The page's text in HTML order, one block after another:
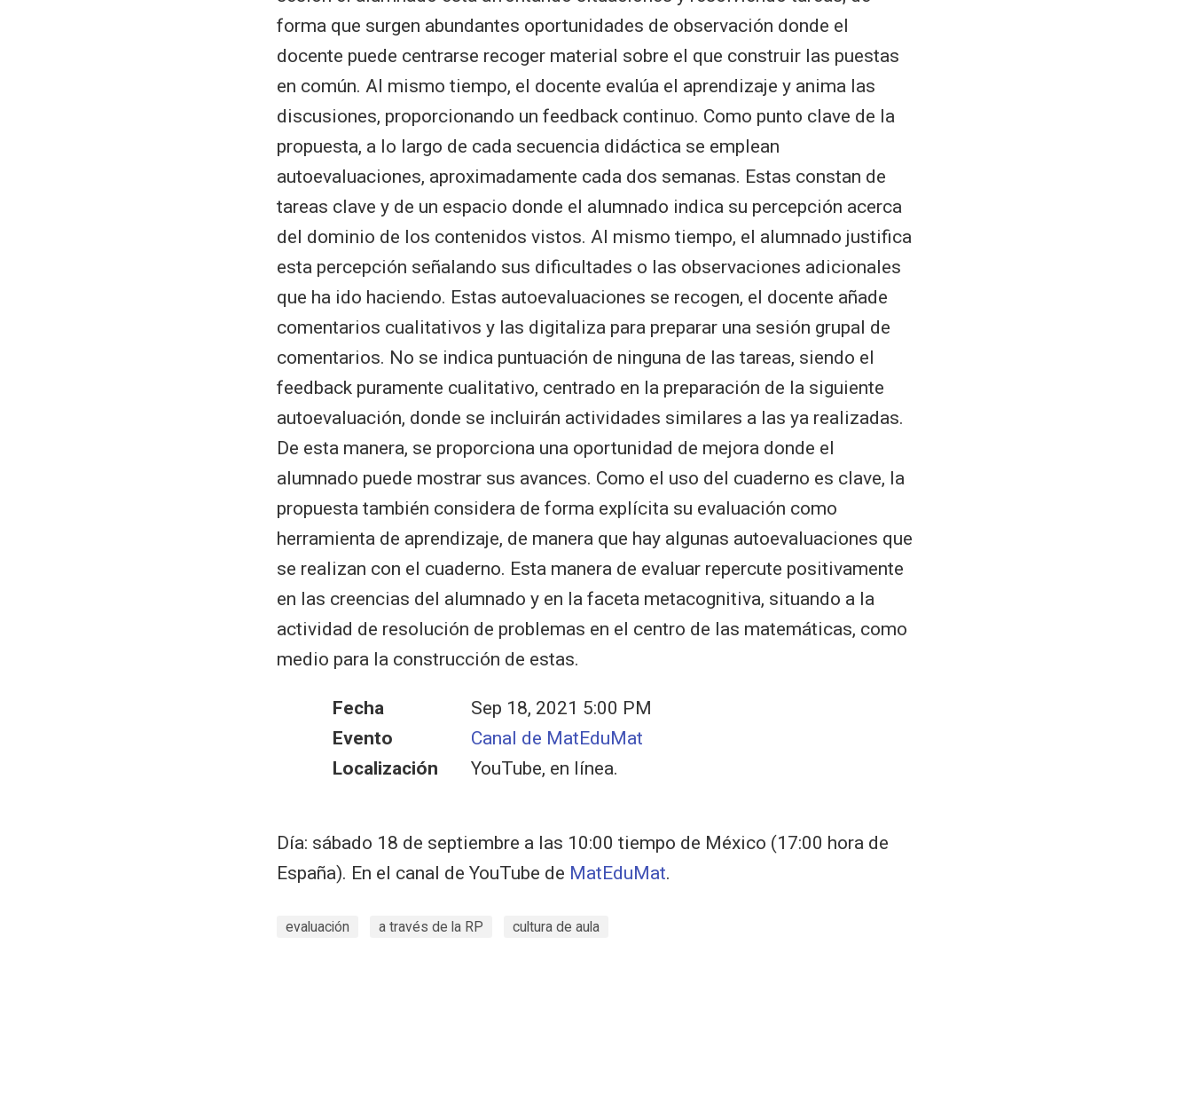
forma que surgen abundantes oportunidades de observación donde el
docente puede centrarse recoger material sobre el que construir las puestas
en común. Al mismo tiempo, el docente evalúa el aprendizaje y anima las
discusiones, proporcionando un feedback continuo. Como punto clave de la
propuesta, a lo largo de cada secuencia didáctica se emplean
autoevaluaciones, aproximadamente cada dos semanas. Estas constan de
tareas clave y de un espacio donde el alumnado indica su percepción acerca
del dominio de los contenidos vistos. Al mismo tiempo, el alumnado justifica
esta percepción señalando sus dificultades o las observaciones adicionales
que ha ido haciendo. Estas autoevaluaciones se recogen, el docente añade
comentarios cualitativos y las digitaliza para preparar una sesión grupal de
comentarios. No se indica puntuación de ninguna de las tareas, siendo el
feedback puramente cualitativo, centrado en la preparación de la siguiente
autoevaluación, donde se incluirán actividades similares a las ya realizadas.
De esta manera, se proporciona una oportunidad de mejora donde el
alumnado puede mostrar sus avances. Como el uso del cuaderno es clave, la
propuesta también considera de forma explícita su evaluación como
herramienta de aprendizaje, de manera que hay algunas autoevaluaciones que
se realizan con el cuaderno. Esta manera de evaluar repercute positivamente
en las creencias del alumnado y en la faceta metacognitiva, situando a la
actividad de resolución de problemas en el centro de las matemáticas, como
medio para la construcción de estas.
Fecha
Sep 18, 2021 5:00 PM
Evento
Canal de MatEduMat
Localización
YouTube, en línea.
Día: sábado 18 de septiembre a las 10:00 tiempo de México (17:00 hora de
España). En el canal de YouTube de MatEduMat.
evaluación a través de la RP cultura de aula